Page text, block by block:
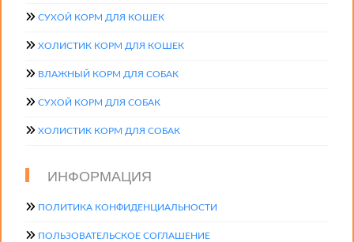
СУХОЙ КОРМ ДЛЯ КОШЕК
ХОЛИСТИК КОРМ ДЛЯ КОШЕК
ВЛАЖНЫЙ КОРМ ДЛЯ СОБАК
СУХОЙ КОРМ ДЛЯ СОБАК
ХОЛИСТИК КОРМ ДЛЯ СОБАК
ИНФОРМАЦИЯ
ПОЛИТИКА КОНФИДЕНЦИАЛЬНОСТИ
ПОЛЬЗОВАТЕЛЬСКОЕ СОГЛАШЕНИЕ